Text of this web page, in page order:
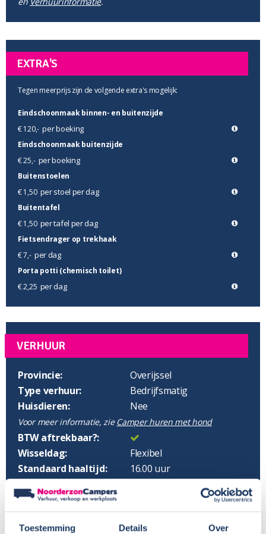
Toestemming Details Over
EXTRA'S
Tegen meerprijs zijn de volgende extra's mogelijk:
Eindschoonmaak binnen- en buitenzijde
€ 120,-per boeking
Eindschoonmaak buitenzijde
€ 25,- per boeking
Buitenstoelen
€ 1,50 per stoel per dag
Buitentafel
€ 1,50 per tafel per dag
Fietsendrager op trekhaak
€ 7,- per dag
Porta potti (chemisch toilet)
€ 2,25 per dag
VERHUUR
Provincie:
Overijssel
Type verhuur:
Bedrijfsmatig
Huisdieren:
Nee
Voor meer informatie, zie Camper huren met hond
BTW aftrekbaar?:
Wisseldag:
Flexibel
Standaard haaltijd:
16.00 uur
Plaatsnaam:
Parkeren eigen auto:
Op terrein verhuurder